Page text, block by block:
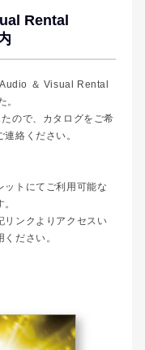
Rental
＆ Visual Rental
ので、カタログをご希
連絡ください。
ットにてご利用可能な
リンクよりアクセスい
ださい。